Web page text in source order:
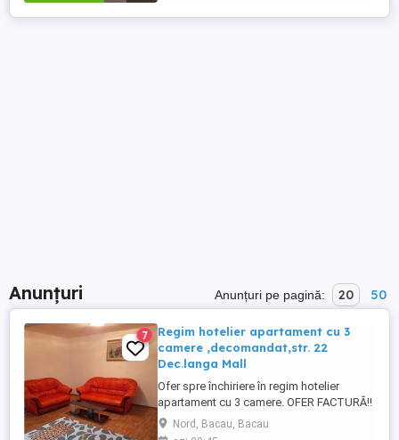
Anunțuri Anunțuri pe pagină: 20 50
7
Regim hotelier apartament cu 3
camere ,decomandat,str. 22
Dec.langa Mall
Ofer spre închiriere în regim hotelier
apartament cu 3 camere. OFER FACTURĂ!!
- Apartamentul este situat în partea de
nord a orașului pe str 22 decembrie lângă
Nord, Bacau, Bacau